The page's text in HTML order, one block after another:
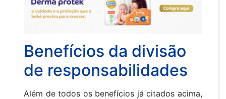
Benefícios da divisão
de responsabilidades
Além de todos os benefícios já citados acima,